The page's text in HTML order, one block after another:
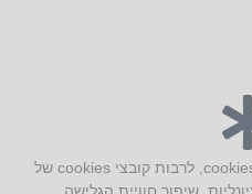
אתר זה עושה שימוש בקובצי cookies, לרבות קובצי cookies של